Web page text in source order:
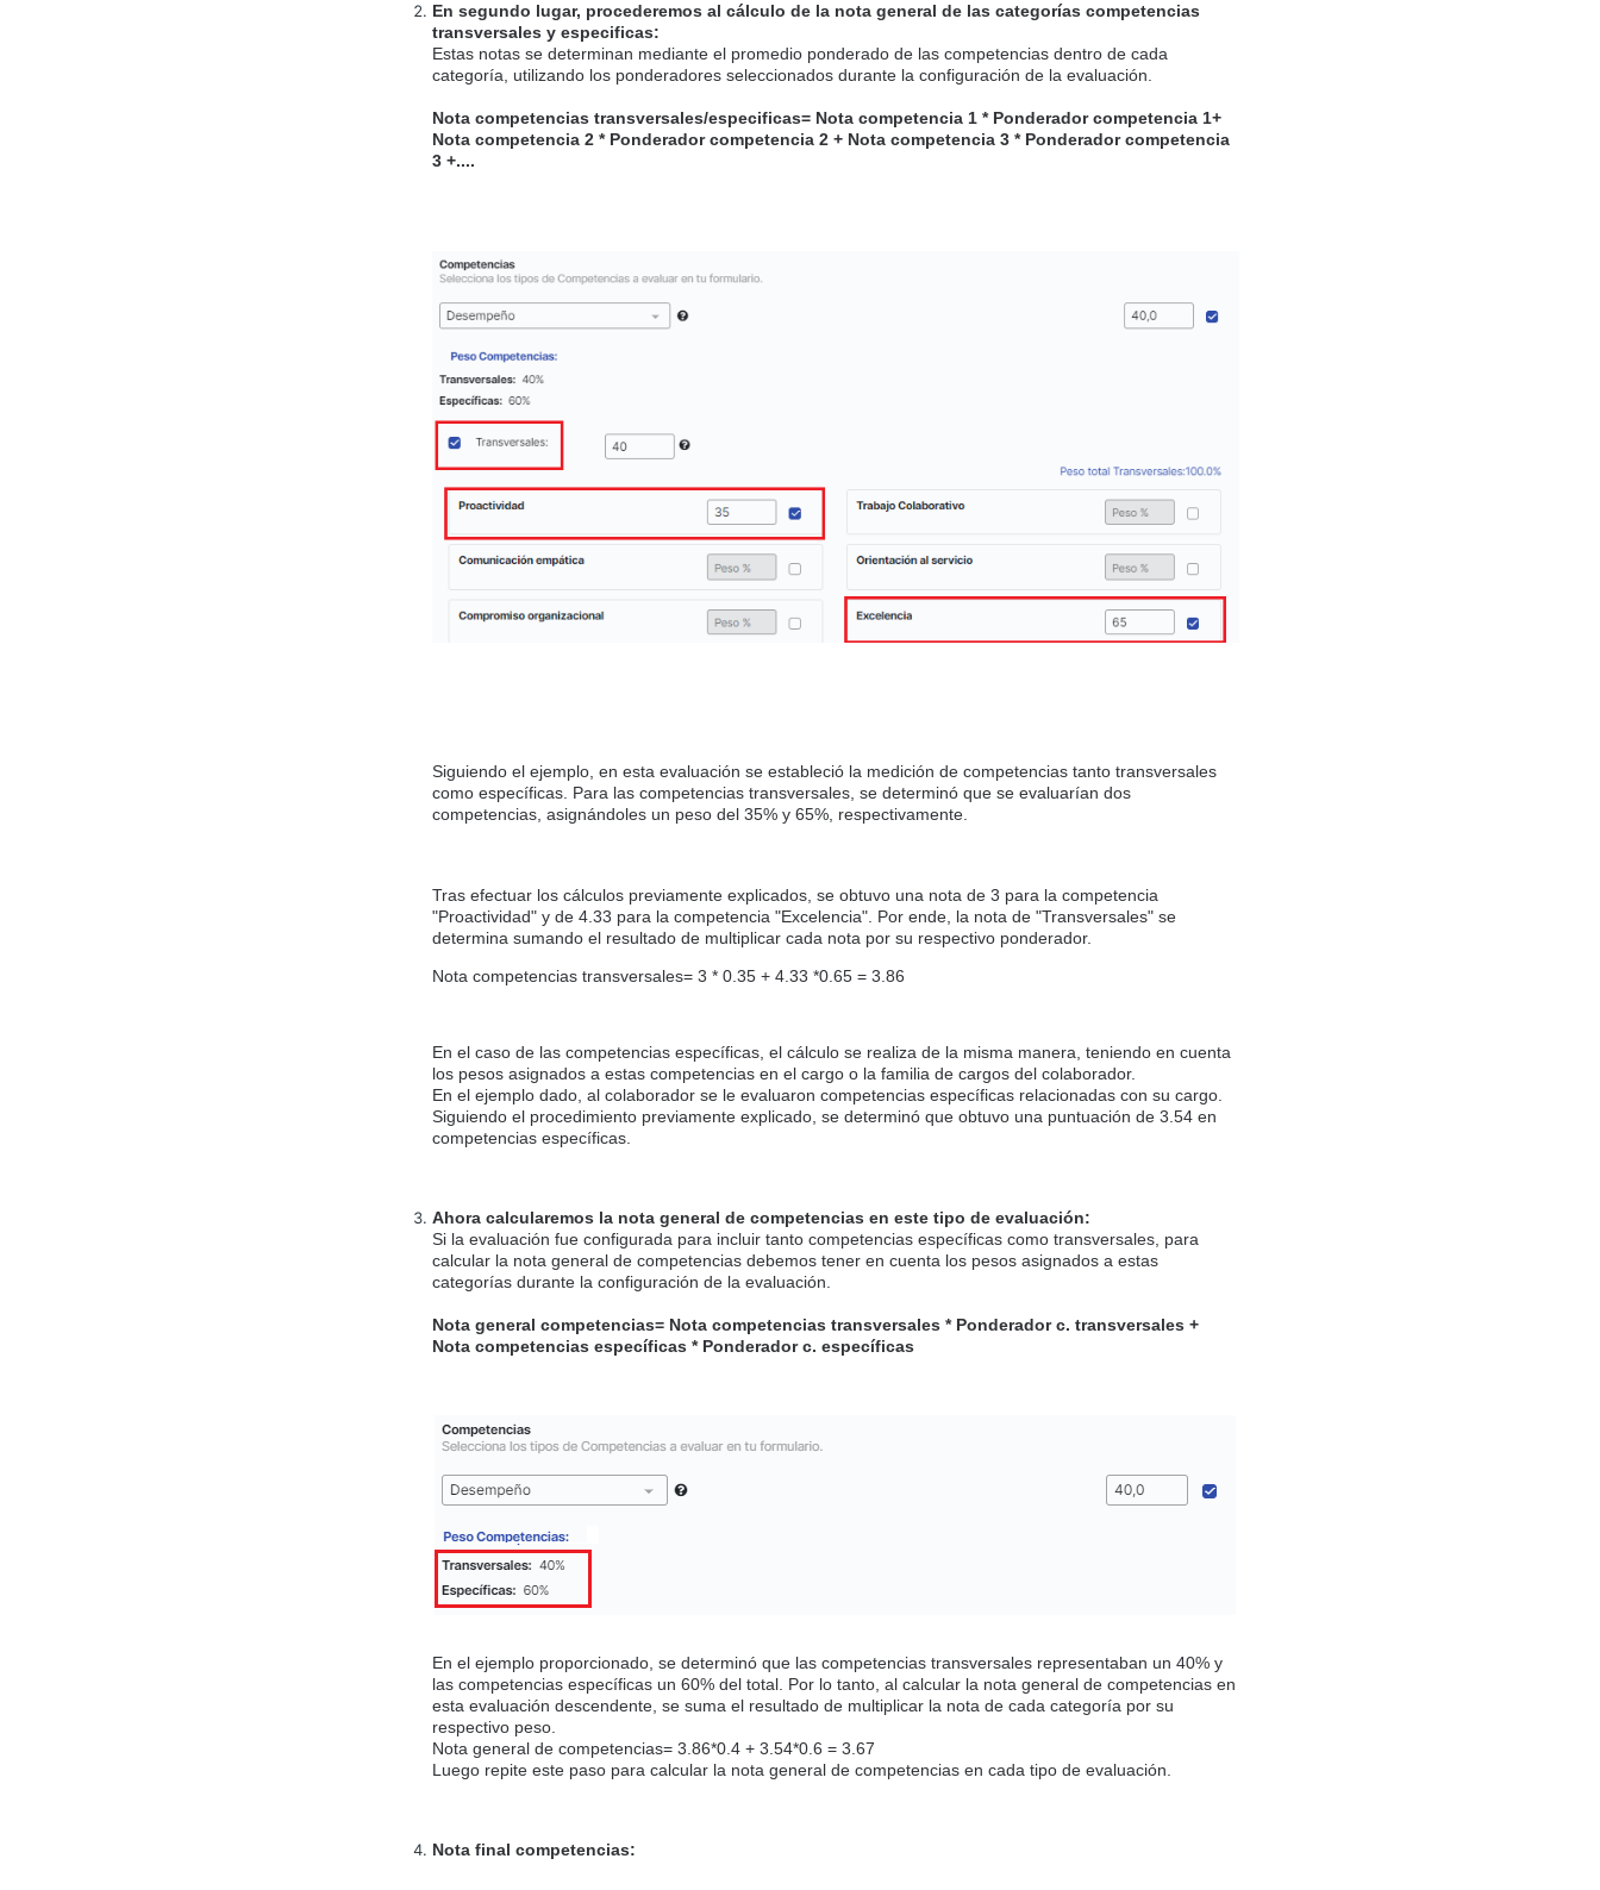
En segundo lugar, procederemos al cálculo de la nota general de las categorías competencias
transversales y especificas:
Estas notas se determinan mediante el promedio ponderado de las competencias dentro de cada
categoría, utilizando los ponderadores seleccionados durante la configuración de la evaluación.
Nota competencias transversales/especificas= Nota competencia 1 * Ponderador competencia 1+
Nota competencia 2 * Ponderador competencia 2+ Nota competencia 3 * Ponderador competencia
3 +....
Siguiendo el ejemplo, en esta evaluación se estableció la medición de competencias tanto transversales
como específicas. Para las competencias transversales, se determinó que se evaluarían dos
competencias, asignándoles un peso del 35% y 65%, respectivamente.
Tras efectuar los cálculos previamente explicados, se obtuvo una nota de 3 para la competencia
"Proactividad" y de 4.33 para la competencia "Excelencia". Por ende, la nota de "Transversales" se
determina sumando el resultado de multiplicar cada nota por su respectivo ponderador.
Nota competencias transversales= 3 * 0.35 + 4.33 *0.65 = 3.86
En el caso de las competencias específicas, el cálculo se realiza de la misma manera, teniendo en cuenta
los pesos asignados a estas competencias en el cargo o la familia de cargos del colaborador.
En el ejemplo dado, al colaborador se le evaluaron competencias específicas relacionadas con su cargo.
Siguiendo el procedimiento previamente explicado, se determinó que obtuvo una puntuación de 3.54 en
competencias específicas.
Ahora calcularemos la nota general de competencias en este tipo de evaluación:
Si la evaluación fue configurada para incluir tanto competencias específicas como transversales, para
calcular la nota general de competencias debemos tener en cuenta los pesos asignados a estas
categorías durante la configuración de la evaluación.
Nota general competencias= Nota competencias transversales * Ponderador c. transversales +
Nota competencias específicas * Ponderador c. específicas
En el ejemplo proporcionado, se determinó que las competencias transversales representaban un 40% y
las competencias específicas un 60% del total. Por lo tanto, al calcular la nota general de competencias en
esta evaluación descendente, se suma el resultado de multiplicar la nota de cada categoría por su
respectivo peso.
Nota general de competencias= 3.86*0.4 + 3.54*0.6 = 3.67
Luego repite este paso para calcular la nota general de competencias en cada tipo de evaluación.
Nota final competencias: